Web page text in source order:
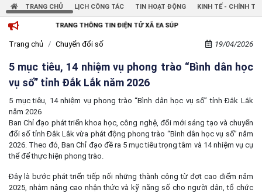
TRANG CHỦ LỊCH CÔNG TÁC TIN HOẠT ĐỘNG KINH TẾ - CHÍNH TRỊ
TRANG THÔNG TIN ĐIỆN TỬ XÃ EA SÚP
Trang chủ Chuyển đổi số 19/04/2026
5 mục tiêu, 14 nhiệm vụ phong trào “Bình dân học
vụ số” tỉnh Đắk Lắk năm 2026
5 mục tiêu, 14 nhiệm vụ phong trào “Bình dân học vụ số” tỉnh Đắk Lắk
năm 2026
Ban Chỉ đạo phát triển khoa học, công nghệ, đổi mới sáng tạo và chuyển
đổi số tỉnh Đắk Lắk vừa phát động phong trào “Bình dân học vụ số” năm
2026. Theo đó, Ban Chỉ đạo đề ra 5 mục tiêu trọng tâm và 14 nhiệm vụ cụ
thể để thực hiện phong trào.
Đây là bước phát triển tiếp nối những thành công từ đợt cao điểm năm
2025, nhằm nâng cao nhận thức và kỹ năng số cho người dân, tổ chức